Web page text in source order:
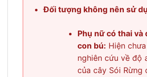
Đối tượng không nên sử
Phụ nữ có thai và
con bú: Hiện
nghiên cứu về độ
của cây Sói Rừng